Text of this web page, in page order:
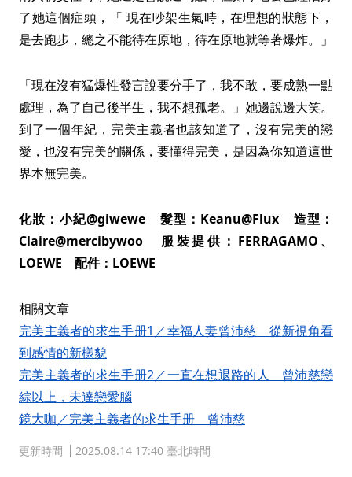
了她這個症頭，「 現在吵架生氣時，在理想的狀態下，
是去跑步，總之不能待在原地，待在原地就等著爆炸。」
「現在沒有猛爆性發言說要分手了，我不敢，要成熟一點
處理，為了自己後半生，我不想孤老。」她邊說邊大笑。
到了一個年紀，完美主義者也該知道了，沒有完美的戀
愛，也沒有完美的關係，要懂得完美，是因為你知道這世
界本無完美。
化妝：小紀@giwewe 髮型：Keanu@Flux 造型：
Claire@mercibywoo 服裝提供：FERRAGAMO、
LOEWE 配件：LOEWE
相關文章
完美主義者的求生手册1／幸福人妻曾沛慈 從新視角看
到感情的新樣貌
完美主義者的求生手册2／一直在想退路的人 曾沛慈戀
綜以上，未達戀愛腦
鏡大咖／完美主義者的求生手册 曾沛慈
更新時間 2025.08.14 17:40 臺北時間